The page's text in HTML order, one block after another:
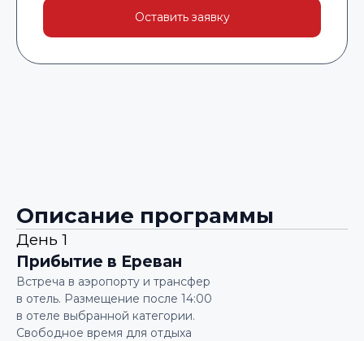
Оставить заявку
Описание программы
День 1
Прибытие в Ереван
Встреча в аэропорту и трансфер
в отель. Размещение после 14:00
в отеле выбранной категории.
Свободное время для отдыха